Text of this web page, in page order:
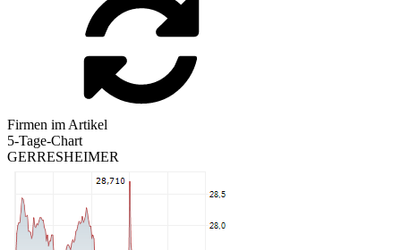
Firmen im Artikel
5-Tage-Chart
GERRESHEIMER